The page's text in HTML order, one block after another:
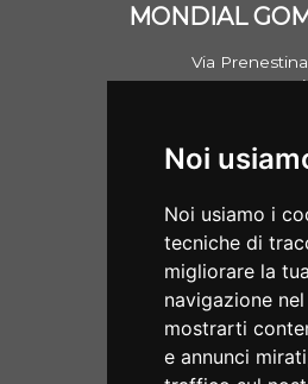
Noi
Noi usiamo i
tecniche di
migliorare la
navigazione
mostrarti
e annunci
MONDIAL
Via
00176 Roma
Aperti dal lunedì